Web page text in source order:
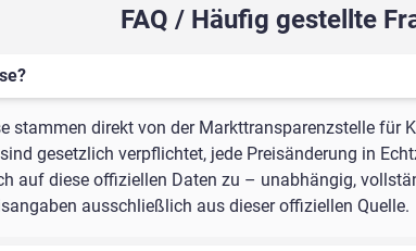
FAQ / Häufig gestellte
stammen direkt von der Markttransparenzstelle
gesetzlich verpflichtet, jede Preisänderung in
auf diese offiziellen Daten zu – unabhängig,
ausschließlich aus dieser offiziellen Quelle.